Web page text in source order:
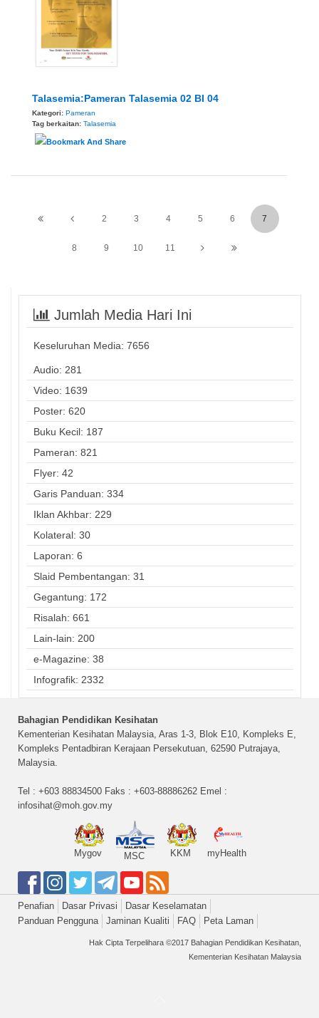
Talasemia:Pameran Talasemia 02 BI 04
Kategori: Pameran
Tag berkaitan: Talasemia
2 3 4 5 6 7
8 9 10 11
Jumlah Media Hari Ini
Keseluruhan Media: 7656
Audio: 281
Video: 1639
Poster: 620
Buku Kecil: 187
Pameran: 821
Flyer: 42
Garis Panduan: 334
Iklan Akhbar: 229
Kolateral: 30
Laporan: 6
Slaid Pembentangan: 31
Gegantung: 172
Risalah: 661
Lain-lain: 200
e-Magazine: 38
Infografik: 2332
Bahagian Pendidikan Kesihatan
Kementerian Kesihatan Malaysia, Aras 1-3, Blok E10, Kompleks E,
Kompleks Pentadbiran Kerajaan Persekutuan, 62590 Putrajaya,
Malaysia.
Tel : +603 88834500 Faks : +603-88886262 Emel :
infosihat@moh.gov.my
Mygov MSC KKM myHealth
Penafian Dasar Privasi
Dasar Keselamatan
Panduan Pengguna
Jaminan Kualiti FAQ Peta Laman
Hak Cipta Terpelihara ©2017 Bahagian Pendidikan Kesihatan,
Kementerian Kesihatan Malaysia